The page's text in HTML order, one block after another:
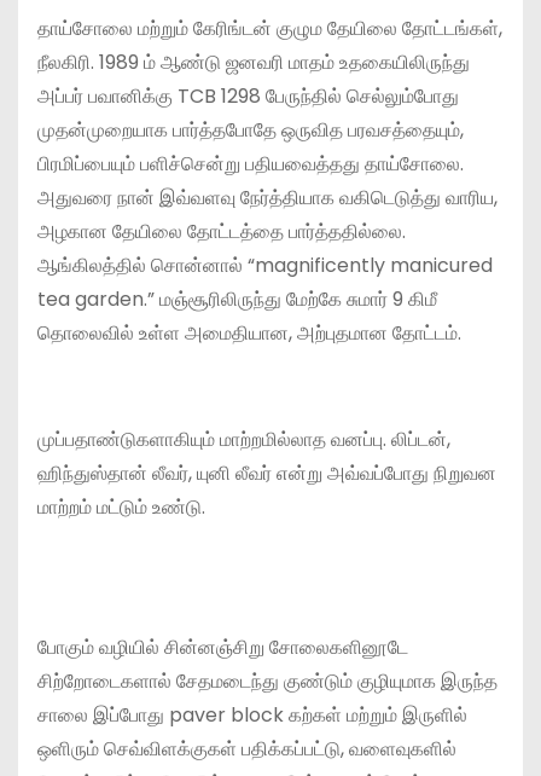
தாய்சோலை மற்றும் கேரிங்டன் குழும தேயிலை தோட்டங்கள்,
நீலகிரி. 1989 ம் ஆண்டு ஜனவரி மாதம் உதகையிலிருந்து
அப்பர் பவானிக்கு TCB 1298 பேருந்தில் செல்லும்போது
முதன்முறையாக பார்த்தபோதே ஒருவித பரவசத்தையும்,
பிரமிப்பையும் பளிச்சென்று பதியவைத்தது தாய்சோலை.
அதுவரை நான் இவ்வளவு நேர்த்தியாக வகிடெடுத்து வாரிய,
அழகான தேயிலை தோட்டத்தை பார்த்ததில்லை.
ஆங்கிலத்தில் சொன்னால் “magnificently manicured
tea garden.” மஞ்சூரிலிருந்து மேற்கே சுமார் 9 கிமீ
தொலைவில் உள்ள அமைதியான, அற்புதமான தோட்டம்.
முப்பதாண்டுகளாகியும் மாற்றமில்லாத வனப்பு. லிப்டன்,
ஹிந்துஸ்தான் லீவர், யுனி லீவர் என்று அவ்வப்போது நிறுவன
மாற்றம் மட்டும் உண்டு.
போகும் வழியில் சின்னஞ்சிறு சோலைகளினூடே
சிற்றோடைகளால் சேதமடைந்து குண்டும் குழியுமாக இருந்த
சாலை இப்போது paver block கற்கள் மற்றும் இருளில்
ஒளிரும் செவ்விளக்குகள் பதிக்கப்பட்டு, வளைவுகளில்